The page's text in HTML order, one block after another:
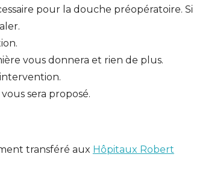
pour la douche préopératoire. Si
vous donnera et rien de plus.
sera proposé.
transféré aux Hôpitaux Robert